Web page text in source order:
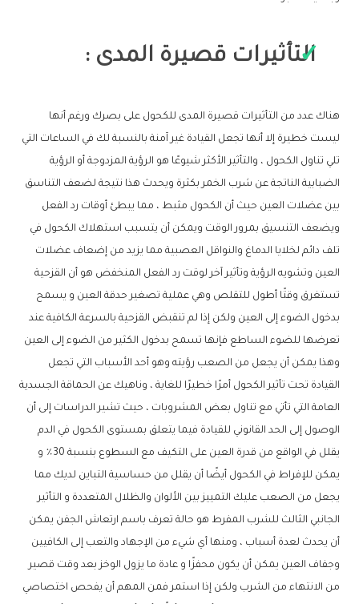
التأثيرات قصيرة المدى :
هناك عدد من التأثيرات قصيرة المدى للكحول على بصرك ورغم أنها
ليست خطيرة إلا أنها تجعل القيادة غير آمنة بالنسبة لك في الساعات التي
تلي تناول الكحول ، والتأثير الأكثر شيوعًا هو الرؤية المزدوجة أو الرؤية
الضبابية الناتجة عن شرب الخمر بكثرة ويحدث هذا نتيجة لضعف التناسق
بين عضلات العين حيث أن الكحول مثبط ، مما يبطئ أوقات رد الفعل
ويضعف التنسيق بمرور الوقت ويمكن أن يتسبب استهلاك الكحول في
تلف دائم لخلايا الدماغ والنواقل العصبية مما يزيد من إضعاف عضلات
العين وتشويه الرؤية وتأثير آخر لوقت رد الفعل المنخفض هو أن القزحية
تستغرق وقتًا أطول للتقلص وهي عملية تصغير حدقة العين و يسمح
بدخول الضوء إلى العين ولكن إذا لم تنقبض القزحية بالسرعة الكافية عند
تعرضها للضوء الساطع فإنها تسمح بدخول الكثير من الضوء إلى العين
وهذا يمكن أن يجعل من الصعب رؤيته وهو أحد الأسباب التي تجعل
القيادة تحت تأثير الكحول أمرًا خطيرًا للغاية ، وناهيك عن الحماقة الجسدية
العامة التي تأتي مع تناول بعض المشروبات ، حيث تشير الدراسات إلى أن
الوصول إلى الحد القانوني للقيادة فيما يتعلق بمستوى الكحول في الدم
يقلل في الواقع من قدرة العين على التكيف مع السطوع بنسبة 30٪ و
يمكن للإفراط في الكحول أيضًا أن يقلل من حساسية التباين لديك مما
يجعل من الصعب عليك التمييز بين الألوان والظلال المتعددة و التأثير
الجانبي الثالث للشرب المفرط هو حالة تعرف باسم ارتعاش الجفن يمكن
أن يحدث لعدة أسباب ، ومنها أي شيء من الإجهاد والتعب إلى الكافيين
وجفاف العين يمكن أن يكون محفزًا و عادة ما يزول الوخز بعد وقت قصير
من الانتهاء من الشرب ولكن إذا استمر فمن المهم أن يفحص اختصاصي